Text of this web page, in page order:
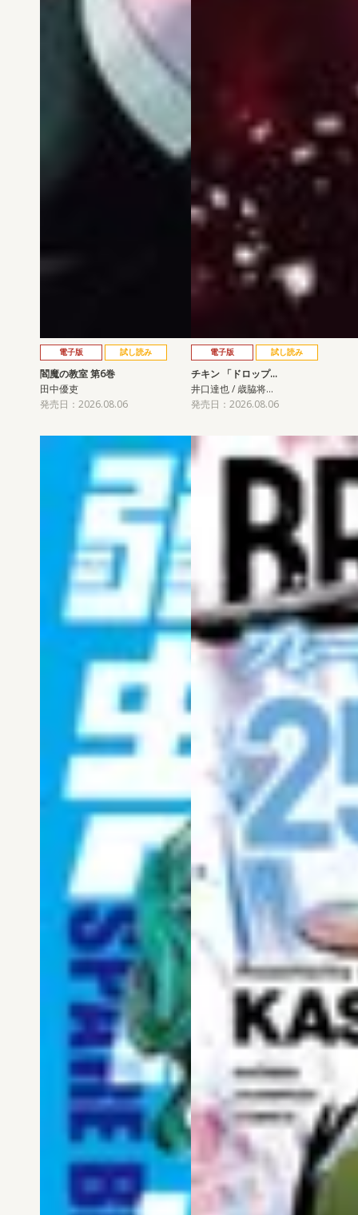
電子版 試し読み
閻魔の教室 第6巻
田中優吏
発売日：2026.08.06
電子版 試し読み
チキン 「ドロップ…
井口達也 / 歳脇将…
発売日：2026.08.06